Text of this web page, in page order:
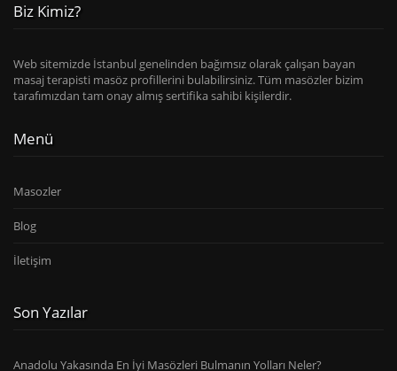
Biz Kimiz?
Web sitemizde İstanbul genelinden bağımsız olarak çalışan bayan
masaj terapisti masöz profillerini bulabilirsiniz. Tüm masözler bizim
tarafımızdan tam onay almış sertifika sahibi kişilerdir.
Menü
Masozler
Blog
İletişim
Son Yazılar
Anadolu Yakasında En İyi Masözleri Bulmanın Yolları Neler?